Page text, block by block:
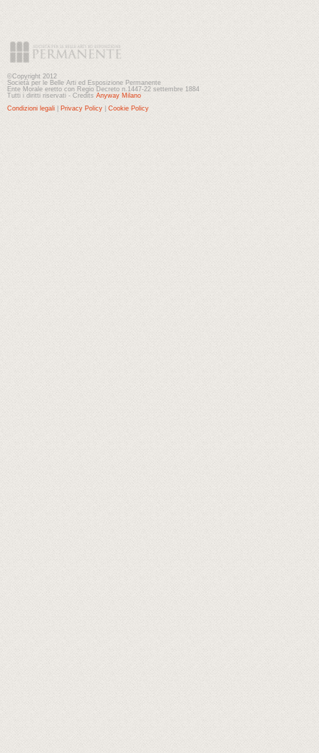
©Copyright 2012
Società per le Belle Arti ed Esposizione Permanente
Ente Morale eretto con Regio Decreto n.1447-22 settembre 1884
Tutti i diritti riservati - Credits Anyway Milano
Condizioni legali
Privacy Policy Cookie Policy